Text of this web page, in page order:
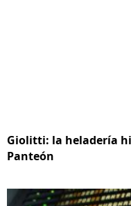
Giolitti: la heladería
Panteón